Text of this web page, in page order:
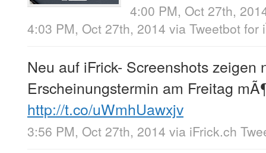
4:00 PM, Oct 27th,
4:03 PM, Oct 27th, 2014 via Tweetbot for
Neu auf iFrick- Screenshots zeigen
Erscheinungstermin am Freitag
http://t.co/uWmhUawxjv
3:56 PM, Oct 27th, 2014 via iFrick.ch